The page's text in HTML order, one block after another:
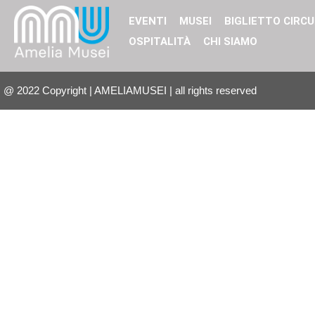
EVENTI MUSEI BIGLIETTO
OSPITALITÀ
CHI SIAMO
@ 2022 Copyright | AMELIAMUSEI | all rights reserved